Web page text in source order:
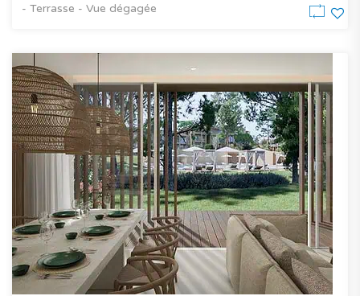
- Terrasse - Vue dégagée